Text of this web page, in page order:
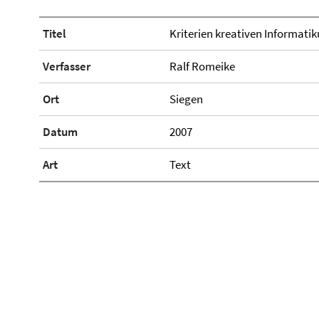
Titel Kriterien kreativen
Verfasser Ralf Romeike
Ort Siegen
Datum 2007
Art Text